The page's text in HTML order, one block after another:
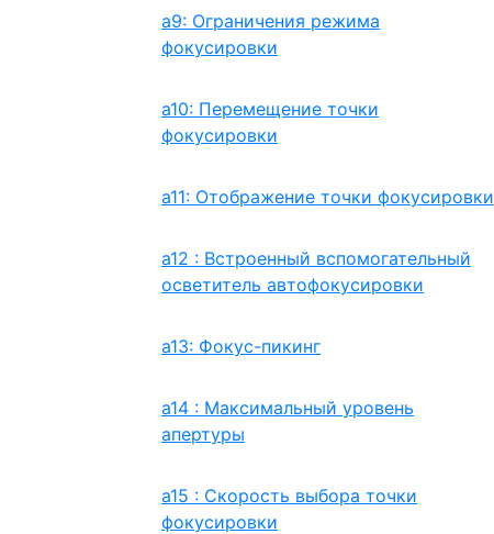
a9: Ограничения режима
фокусировки
a10: Перемещение точки
фокусировки
a11: Отображение точки фокусировки
a12 : Встроенный вспомогательный
осветитель автофокусировки
a13: Фокус-пикинг
a14 : Максимальный уровень
апертуры
a15 : Скорость выбора точки
фокусировки